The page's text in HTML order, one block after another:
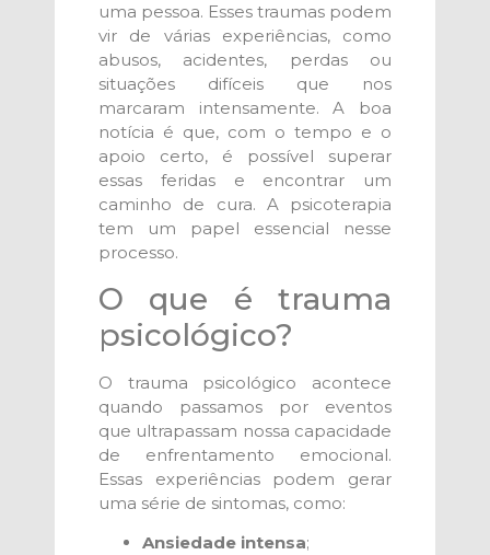
uma pessoa. Esses traumas podem
vir de várias experiências, como
abusos, acidentes, perdas ou
situações difíceis que nos
marcaram intensamente. A boa
notícia é que, com o tempo e o
apoio certo, é possível superar
essas feridas e encontrar um
caminho de cura. A psicoterapia
tem um papel essencial nesse
processo.
O que é trauma
psicológico?
O trauma psicológico acontece
quando passamos por eventos
que ultrapassam nossa capacidade
de enfrentamento emocional.
Essas experiências podem gerar
uma série de sintomas, como:
Ansiedade intensa;